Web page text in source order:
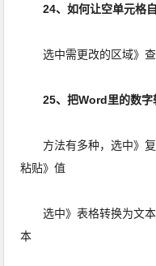
24、如何让空单元格
选中需更改的区域》查
25、把Word里的数
方法有多种，选中》复
粘贴》值
选中》表格转换为文本
本